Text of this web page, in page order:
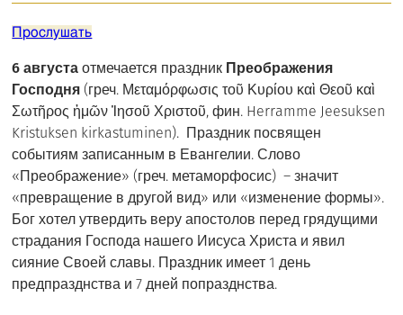
Прослушать
6 августаотмечается праздник Преображения
Господня (греч. Μεταμόρφωσις τοῦ Κυρίου καὶ Θεοῦ καὶ
Σωτῆρος ἡμῶν Ἰησοῦ Χριστοῦ, фин. Herramme Jeesuksen
Kristuksen kirkastuminen). Праздник посвящен
событиям записанным в Евангелии. Слово
«Преображение» (греч. метаморфосис) – значит
«превращение в другой вид» или «изменение формы».
Бог хотел утвердить веру апостолов перед грядущими
страдания Господа нашего Иисуса Христа и явил
сияние Своей славы. Праздник имеет 1 день
предпразднства и 7 дней попразднства.